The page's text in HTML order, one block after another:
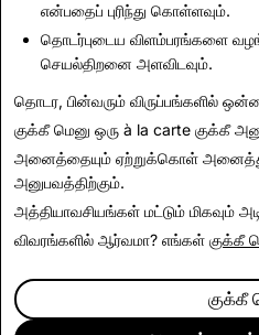
Snapchat இன் செயலியில்
பயன்படுத்தும்
வெளிப்புற உலாவியில்
என்பதைப் புரிந்து கொள்ளவும்.
தொடர்புடைய விளம்பரங்களை
செயல்திறனை அளவிடவும்.
தொடர, பின்வரும் விருப்பங்களில்
குக்கீ மெனு ஒரு à la carte குக்கீ
அனைத்தையும் ஏற்றுக்கொள்
அனுபவத்திற்கும்.
அத்தியாவசியங்கள் மட்டும் மிகவும்
விவரங்களில் ஆர்வமா? எங்கள் குக்கீ
குக்கீ